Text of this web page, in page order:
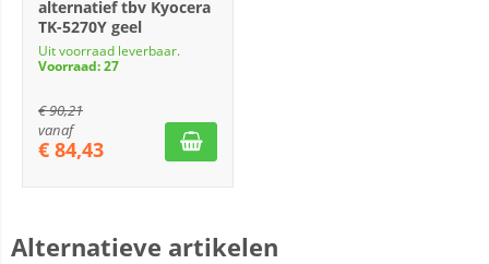
alternatief tbv Kyocera
TK-5270Y geel
Uit voorraad leverbaar.
Voorraad: 27
€90,21
vanaf
€ 84,43
Alternatieve artikelen